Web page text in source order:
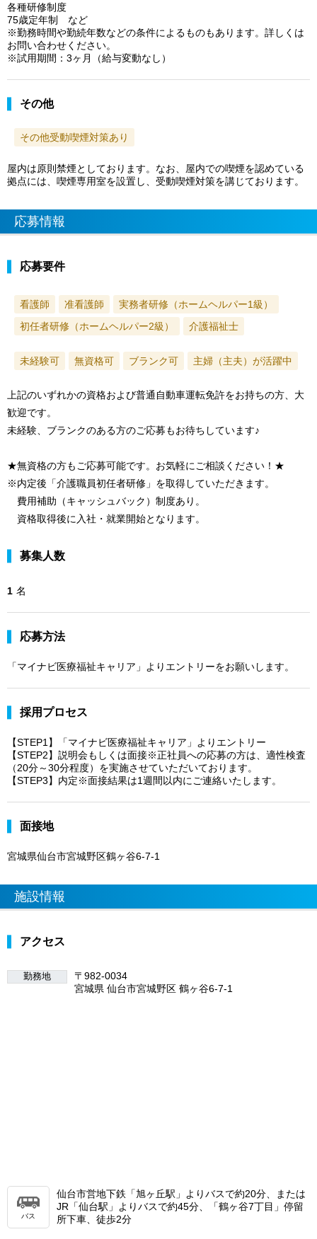
各種研修制度
75歳定年制 など
※勤務時間や勤続年数などの条件によるものもあります。詳しくは
お問い合わせください。
※試用期間：3ヶ月（給与変動なし）
その他
その他受動喫煙対策あり
屋内は原則禁煙としております。なお、屋内での喫煙を認めている
拠点には、喫煙専用室を設置し、受動喫煙対策を講じております。
応募情報
応募要件
看護師 准看護師
実務者研修（ホームヘルパー1級）
初任者研修（ホームヘルパー2級）
介護福祉士
未経験可 無資格可 ブランク可 主婦（主夫）が活躍中
上記のいずれかの資格および普通自動車運転免許をお持ちの方、大
歓迎です。
未経験、ブランクのある方のご応募もお待ちしています♪
★無資格の方もご応募可能です。お気軽にご相談ください！★
※内定後「介護職員初任者研修」を取得していただきます。
費用補助（キャッシュバック）制度あり。
資格取得後に入社・就業開始となります。
募集人数
1 名
応募方法
「マイナビ医療福祉キャリア」よりエントリーをお願いします。
採用プロセス
【STEP1】「マイナビ医療福祉キャリア」よりエントリー
【STEP2】説明会もしくは面接※正社員への応募の方は、適性検査
（20分～30分程度）を実施させていただいております。
【STEP3】内定※面接結果は1週間以内にご連絡いたします。
面接地
宮城県仙台市宮城野区鶴ヶ谷6-7-1
施設情報
アクセス
勤務地
〒982-0034
宮城県 仙台市宮城野区 鶴ヶ谷6-7-1
バス
仙台市営地下鉄「旭ヶ丘駅」よりバスで約20分、または
JR「仙台駅」よりバスで約45分、「鶴ヶ谷7丁目」停留
所下車、徒歩2分